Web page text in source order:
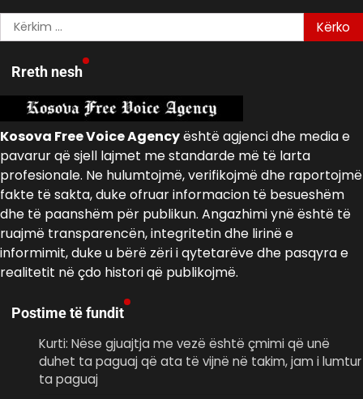
Kërko
për:
Rreth nesh
Kosova Free Voice Agencyështë agjenci dhe media e
pavarur që sjell lajmet me standarde më të larta
profesionale. Ne hulumtojmë, verifikojmë dhe raportojmë
fakte të sakta, duke ofruar informacion të besueshëm
dhe të paanshëm për publikun. Angazhimi ynë është të
ruajmë transparencën, integritetin dhe lirinë e
informimit, duke u bërë zëri i qytetarëve dhe pasqyra e
realitetit në çdo histori që publikojmë.
Postime të fundit
Kurti: Nëse gjuajtja me vezë është çmimi që unë
duhet ta paguaj që ata të vijnë në takim, jam i lumtur
ta paguaj